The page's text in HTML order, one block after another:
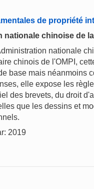
de propriété
nationale chinoise de
nationale
chinois de l'OMPI,
base mais néanmoins
elle expose les
des brevets, du droit
que les dessins et
2019